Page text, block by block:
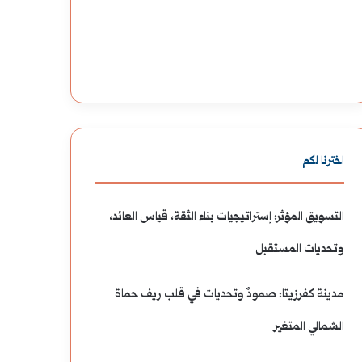
اخترنا لكم
التسويق المؤثر: إستراتيجيات بناء الثقة، قياس العائد،
وتحديات المستقبل
مدينة كفرزيتا: صمودٌ وتحديات في قلب ريف حماة
الشمالي المتغير